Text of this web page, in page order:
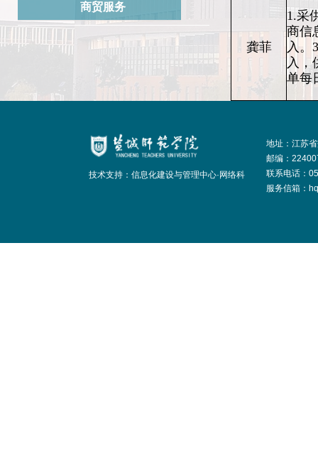
商贸服务
龚菲
1.采
商信
入。
入，
单每
技术支持：信息化建设与管理中心·网络科
地址：江苏
邮编：
联系电话：
服务信箱：